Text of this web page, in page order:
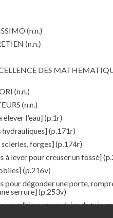
(n.n.)
(n.n.)
DES
(n.n.)
(n.n.)
élever l'eau](p.1r)
hydrauliques](p.171r)
forges](p.174r)
à lever pour creuser un fossé]
(p.216v)
pour dégonder une porte,
serrure](p.253v)
pour "tirer et conduire de très